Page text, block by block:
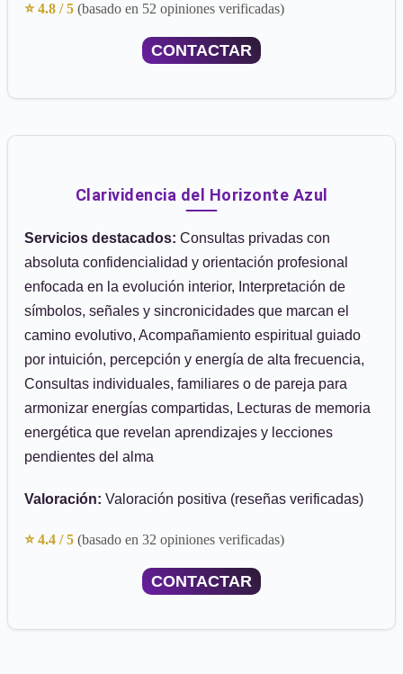
⭐ 4.8 / 5 (basado en 52 opiniones verificadas)
CONTACTAR
Clarividencia del Horizonte Azul
Servicios destacados: Consultas privadas con
absoluta confidencialidad y orientación profesional
enfocada en la evolución interior, Interpretación de
símbolos, señales y sincronicidades que marcan el
camino evolutivo, Acompañamiento espiritual guiado
por intuición, percepción y energía de alta frecuencia,
Consultas individuales, familiares o de pareja para
armonizar energías compartidas, Lecturas de memoria
energética que revelan aprendizajes y lecciones
pendientes del alma
Valoración: Valoración positiva (reseñas verificadas)
⭐ 4.4 / 5 (basado en 32 opiniones verificadas)
CONTACTAR